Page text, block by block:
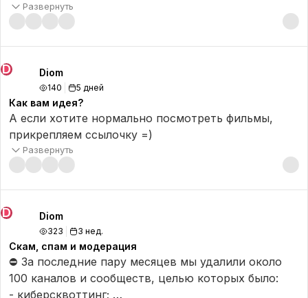
Что изменилось?
«кружков»;
- Добавили переход к сообщению из пуш-
уведомления для упоминаний и реакций;
- Исправили работу упоминаний;
- Исправили отображение количества участников
в групповом чате;
- Добавили индикацию пропущенного звонка в
телефоне;
- Добавили звуковой сигнал вызова;
- Добавили виброотклик на iOS;
- Добавили режим вывода звука при начале
звонка;
- Доработали переключение на Bluetooth-
наушники во время звонка;
Развернуть
D Diom
140 5 дней
Как вам идея?
А если хотите нормально посмотреть фильмы,
прикрепляем ссылочку =)
Развернуть
D Diom
323 3 нед.
Скам, спам и модерация
⛔ За последние пару месяцев мы удалили около
100 каналов и сообществ, целью которых было:
- киберсквоттинг;